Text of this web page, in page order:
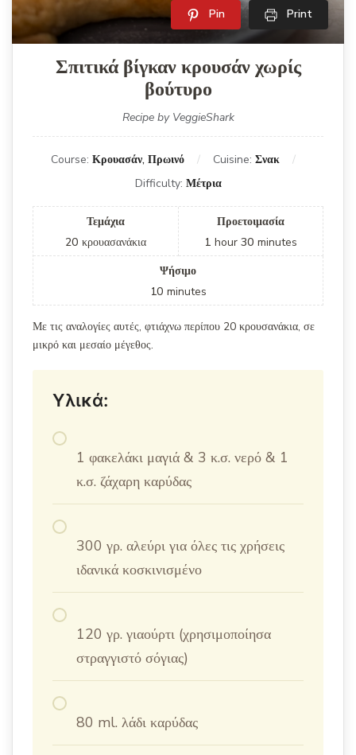
Pin Print
Σπιτικά βίγκαν κρουσάν χωρίς
βούτυρο
Recipe by VeggieShark
Course: Κρουασάν, Πρωινό Cuisine: Σνακ
Difficulty: Μέτρια
Τεμάχια
20 κρουασανάκια
Προετοιμασία
1 hour 30 minutes
Ψήσιμο
10 minutes
Με τις αναλογίες αυτές, φτιάχνω περίπου 20 κρουσανάκια, σε
μικρό και μεσαίο μέγεθος.
Υλικά:
1 φακελάκι μαγιά & 3 κ.σ. νερό & 1
κ.σ. ζάχαρη καρύδας
300 γρ. αλεύρι για όλες τις χρήσεις
ιδανικά κοσκινισμένο
120 γρ. γιαούρτι (χρησιμοποίησα
στραγγιστό σόγιας)
80 ml. λάδι καρύδας